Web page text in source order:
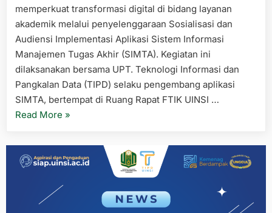
memperkuat transformasi digital di bidang layanan
akademik melalui penyelenggaraan Sosialisasi dan
Audiensi Implementasi Aplikasi Sistem Informasi
Manajemen Tugas Akhir (SIMTA). Kegiatan ini
dilaksanakan bersama UPT. Teknologi Informasi dan
Pangkalan Data (TIPD) selaku pengembang aplikasi
SIMTA, bertempat di Ruang Rapat FTIK UINSI …
Read More “FTIK
Samarinda
bersama
Gelar
Sosialisasi
»